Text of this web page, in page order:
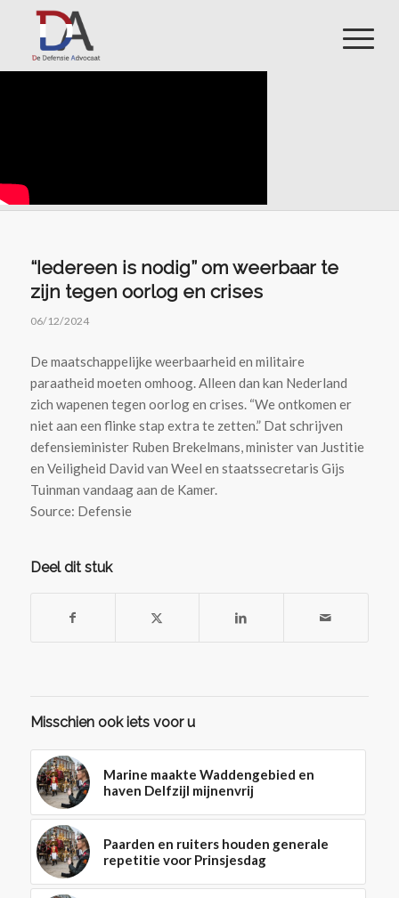
“Iedereen is nodig” om weerbaar te
zijn tegen oorlog en crises
06/12/2024
De maatschappelijke weerbaarheid en militaire
paraatheid moeten omhoog. Alleen dan kan Nederland
zich wapenen tegen oorlog en crises. “We ontkomen er
niet aan een flinke stap extra te zetten.” Dat schrijven
defensieminister Ruben Brekelmans, minister van Justitie
en Veiligheid David van Weel en staatssecretaris Gijs
Tuinman vandaag aan de Kamer.
Source: Defensie
Deel dit stuk
Misschien ook iets voor u
Marine maakte Waddengebied en
haven Delfzijl mijnenvrij
Paarden en ruiters houden generale
repetitie voor Prinsjesdag